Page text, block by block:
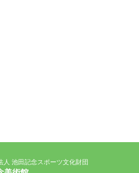
人 池田記念スポーツ文化財団